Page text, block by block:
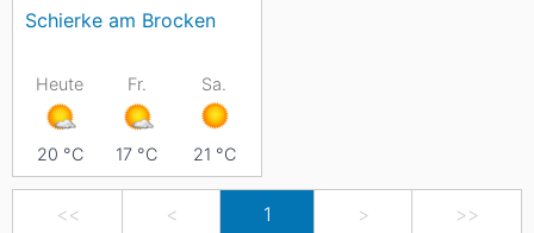
Schierke am Brocken
Heute
20 °C
Fr.
17 °C
Sa.
21 °C
<< < 1 > >>